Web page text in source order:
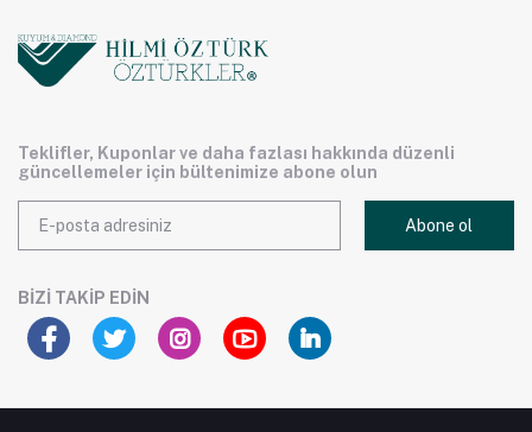
Teklifler, Kuponlar ve daha fazlası hakkında düzenli
güncellemeler için bültenimize abone olun
Abone ol
BIZI TAKIP EDIN